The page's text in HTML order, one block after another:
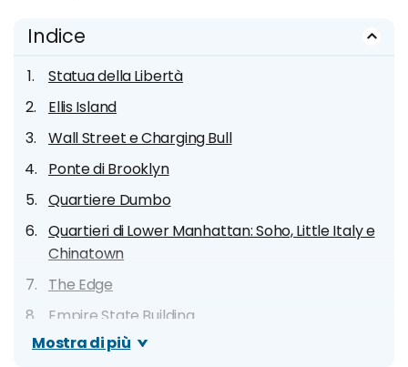
Indice
Statua della Libertà
Ellis Island
Wall Street e Charging Bull
Ponte di Brooklyn
Quartiere Dumbo
Quartieri di Lower Manhattan: Soho, Little Italy e
Chinatown
The Edge
Empire State Building
Rockefeller Center
Mostra di più